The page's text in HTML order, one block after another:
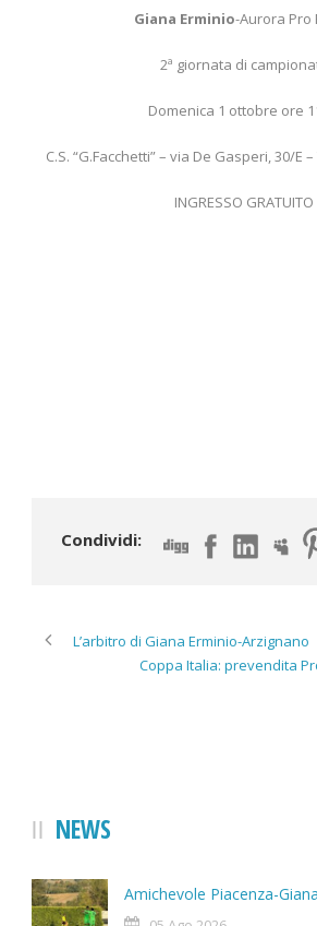
Giana Erminio-Aurora Pro
2ª giornata di
Domenica 1 ottobre ore
C.S. “G.Facchetti” – via De Gasperi, 30/E
INGRESSO GRATUITO
Condividi:
L’arbitro di Giana Erminio-Arzignano
Coppa Italia: prevendita
NEWS
Amichevole Piacenza-